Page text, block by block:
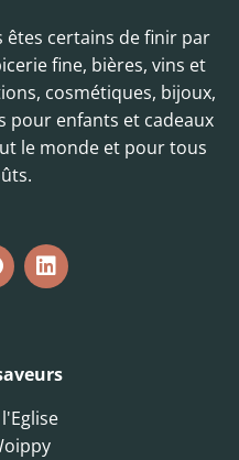
êtes certains de finir par
fine, bières, vins et
cosmétiques, bijoux,
pour enfants et cadeaux
le monde et pour tous